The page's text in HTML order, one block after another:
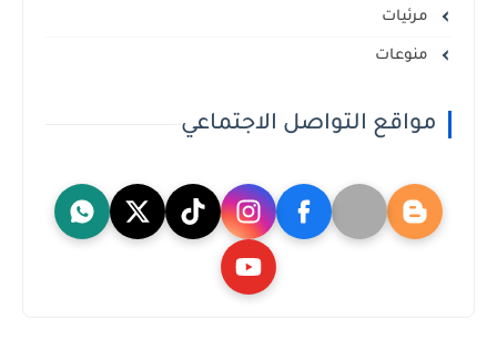
مرئيات
منوعات
مواقع التواصل الاجتماعي